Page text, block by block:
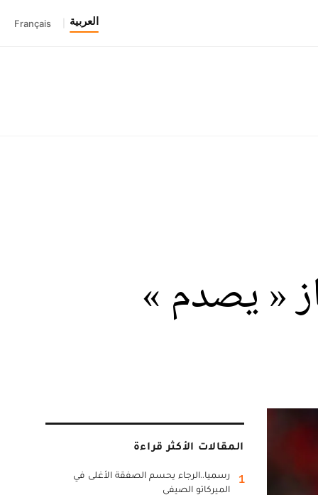
العربية Français
« يصدم »
المقالات الأكثر قراءة
1
رسميا..الرجاء يحسم الصفقة الأغلى في
الميركاتو الصيفي